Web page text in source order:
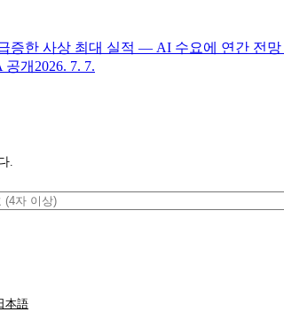
증한 사상 최대 실적 — AI 수요에 연간 전
공개 2026. 7. 7.
.
本語